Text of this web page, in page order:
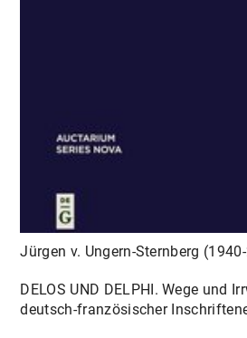
Jürgen v. Ungern-Sternberg
DELOS UND DELPHI. Wege und
deutsch-französischer